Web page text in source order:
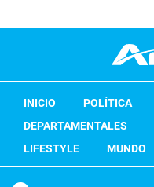
INICIO POLÍTICA
DEPARTAMENTALES
LIFESTYLE
MUNDO